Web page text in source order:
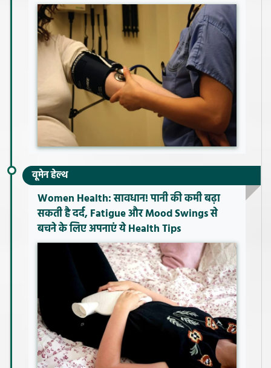
वूमेन हेल्थ
Women Health: सावधान! पानी की कमी बढ़ा
सकती है दर्द, Fatigue और Mood Swings से
बचने के लिए अपनाएं ये Health Tips